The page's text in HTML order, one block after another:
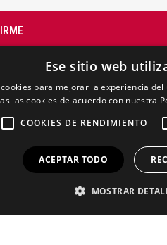
Ese sitio web
para mejorar la experiencia
las cookies de acuerdo con nuestra
COOKIES DE RENDIMIENTO
ACEPTAR TODO
MOSTRAR